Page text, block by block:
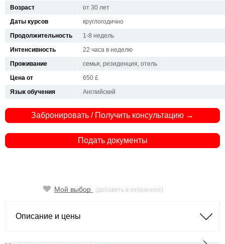
Возраст
от 30 лет
Даты курсов
круглогодично
Продолжительность
1-8 недель
Интенсивность
22 часа в неделю
Проживание
семья, резиденция, отель
Цена от
650 £
Язык обучения
Английский
Забронировать / Получить консультацию →
Подать документы
Мой выбор (добавить в избранное)
Описание и цены